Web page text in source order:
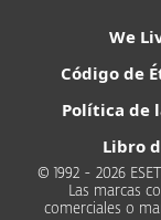
We
Código de
Política de
Libro
© 1992 - 2026
Las marcas
comerciales o